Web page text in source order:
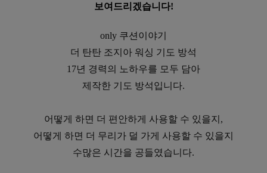
보여드리겠습니다!
only 쿠션이야기
더 탄탄 조지아 워싱 기도 방석
17년 경력의 노하우를 모두 담아
제작한 기도 방석입니다.
어떻게 하면 더 편안하게 사용할 수 있을지,
어떻게 하면 더 무리가 덜 가게 사용할 수 있을지
수많은 시간을 공들였습니다.